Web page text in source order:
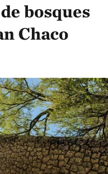
bosques
Chaco